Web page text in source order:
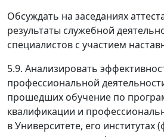
Обсуждать на заседаниях
результаты служебной
специалистов с участием
5.9. Анализировать
профессиональной
прошедших обучение по
квалификации и
в Университете, его институтах